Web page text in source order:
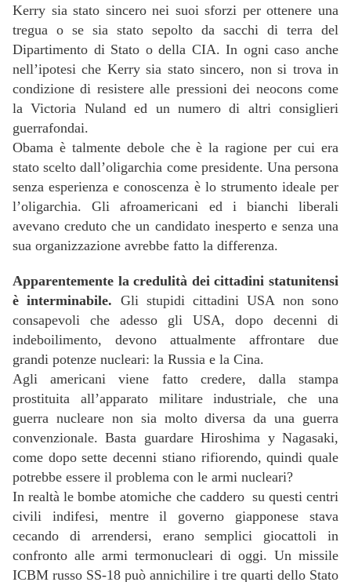
Kerry sia stato sincero nei suoi sforzi per ottenere una
tregua o se sia stato sepolto da sacchi di terra del
Dipartimento di Stato o della CIA. In ogni caso anche
nell’ipotesi che Kerry sia stato sincero, non si trova in
condizione di resistere alle pressioni dei neocons come
la Victoria Nuland ed un numero di altri consiglieri
guerrafondai.
Obama è talmente debole che è la ragione per cui era
stato scelto dall’oligarchia come presidente. Una persona
senza esperienza e conoscenza è lo strumento ideale per
l’oligarchia. Gli afroamericani ed i bianchi liberali
avevano creduto che un candidato inesperto e senza una
sua organizzazione avrebbe fatto la differenza.
Apparentemente la credulità dei cittadini statunitensi
è interminabile. Gli stupidi cittadini USA non sono
consapevoli che adesso gli USA, dopo decenni di
indeboilimento, devono attualmente affrontare due
grandi potenze nucleari: la Russia e la Cina.
Agli americani viene fatto credere, dalla stampa
prostituita all’apparato militare industriale, che una
guerra nucleare non sia molto diversa da una guerra
convenzionale. Basta guardare Hiroshima y Nagasaki,
come dopo sette decenni stiano rifiorendo, quindi quale
potrebbe essere il problema con le armi nucleari?
In realtà le bombe atomiche che caddero su questi centri
civili indifesi, mentre il governo giapponese stava
cecando di arrendersi, erano semplici giocattoli in
confronto alle armi termonucleari di oggi. Un missile
ICBM russo SS-18 può annichilire i tre quarti dello Stato